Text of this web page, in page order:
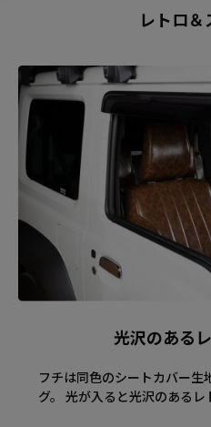
レトロ＆
光沢のある
フチは同色のシートカバー
グ。 光が入ると光沢のあるレ